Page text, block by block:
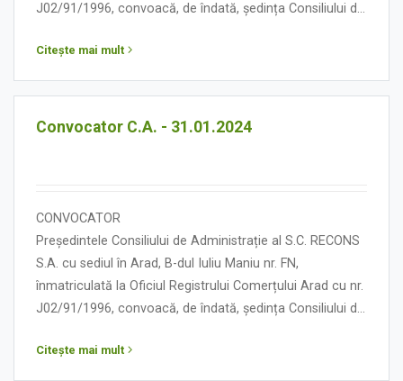
J02/91/1996, convoacă, de îndată, ședința Consiliului de
cu următoarea:
Citește mai mult
Convocator C.A. - 31.01.2024
CONVOCATOR
Președintele Consiliului de Administrație al S.C. RECONS
S.A. cu sediul în Arad, B-dul Iuliu Maniu nr. FN,
înmatriculată la Oficiul Registrului Comerțului Arad cu nr.
J02/91/1996, convoacă, de îndată, ședința Consiliului de
următoarea:
Citește mai mult